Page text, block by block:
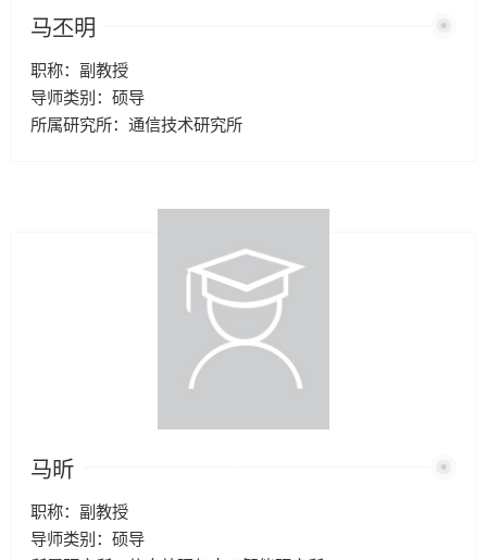
马丕明
职称：副教授
导师类别：硕导
所属研究所：通信技术研究所
马昕
职称：副教授
导师类别：硕导